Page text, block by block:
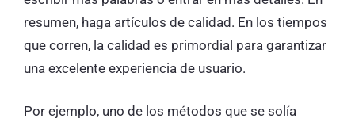
resumen, haga artículos de calidad. En los tiempos
que corren, la calidad es primordial para garantizar
una excelente experiencia de usuario.
Por ejemplo, uno de los métodos que se solía